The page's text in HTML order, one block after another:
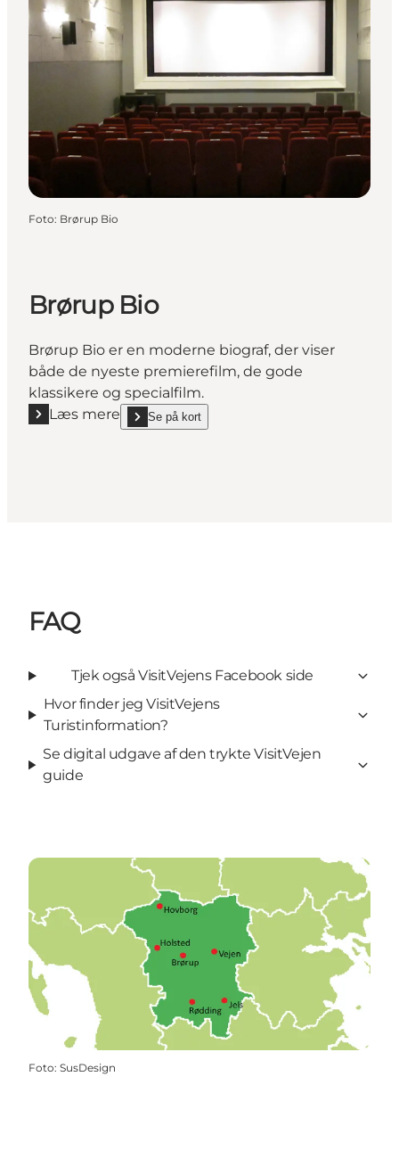
Foto: Brørup Bio
Brørup Bio
Brørup Bio er en moderne biograf, der viser
både de nyeste premierefilm, de gode
klassikere og specialfilm.
Læs mere
Læs mere "Brørup Bio"
Se på kort
show Brørup Bio on_map
FAQ
Tjek også VisitVejens Facebook side
Hvor finder jeg VisitVejens
Turistinformation?
Se digital udgave af den trykte VisitVejen
guide
Foto: SusDesign